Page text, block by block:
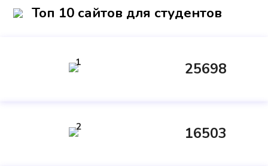
Топ 10 сайтов для студентов
1 25698
2 16503